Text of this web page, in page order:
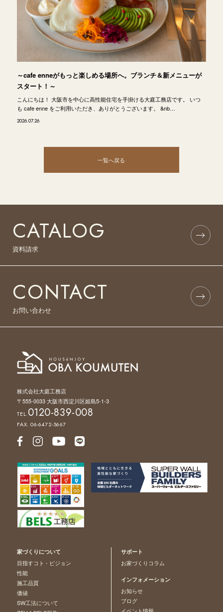
～cafe enneがもっと楽しめる場所へ。ブランチ＆新メニューが
スタート！～
こんにちは！ 大阪市を中心に高性能住宅を手掛ける大庭工務店です。 いつ
も cafe enne をご利用いただき、ありがとうございます。 &nb…
2026.07.26
一覧へ戻る
CATALOG
資料請求
CONTACT
お問い合わせ
株式会社大庭工務店
〒555-0033 大阪市西淀川区姫島5-1-3
TEL.0120-839-008
FAX. 06-6472-5667
家づくりについて
目指すコト - ビジョン
性能
施工品質
価値
SW工法について
サポート
お家づくりコラム
インフォメーション
お知らせ
ブログ